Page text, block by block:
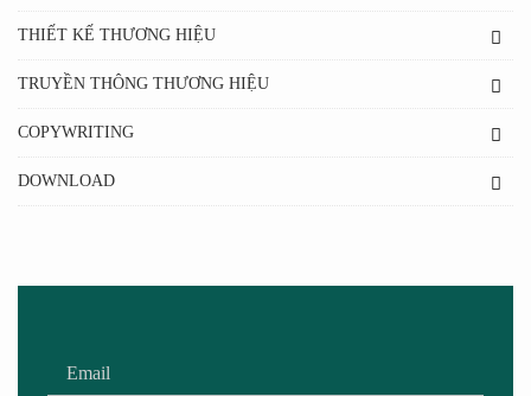
THIẾT KẾ THƯƠNG HIỆU
TRUYỀN THÔNG THƯƠNG HIỆU
COPYWRITING
DOWNLOAD